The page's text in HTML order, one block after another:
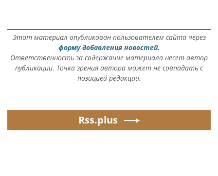
Этот материал опубликован пользователем сайта через
форму добавления новостей.
Ответственность за содержание материала несет автор
публикации. Точка зрения автора может не совпадать с
позицией редакции.
Rss.plus